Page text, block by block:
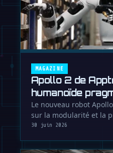
MAGAZINE
Apollo 2 de
humanoïde
Le nouveau robot
sur la modularité et la
devenir un candidat
30 juin 2026